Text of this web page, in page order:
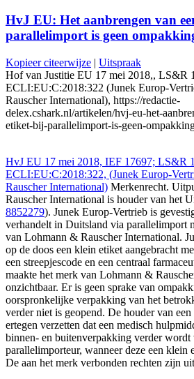
HvJ EU: Het aanbrengen van
parallelimport is geen
Kopieer citeerwijze | Uitspraak
Hof van Justitie EU 17 mei 2018,, LS&R
ECLI:EU:C:2018:322 (Junek Europ-
Rauscher International), https://redactie-
delex.cshark.nl/artikelen/hvj-eu-het-
etiket-bij-parallelimport-is-geen-
HvJ EU 17 mei 2018, IEF 17697; LS&R
ECLI:EU:C:2018:322, (Junek Europ-
Rauscher International) Merkenrecht.
Rauscher International is houder van het
8852279). Junek Europ-Vertrieb is
verhandelt in Duitsland via parallelimport
van Lohmann & Rauscher International.
op de doos een klein etiket aangebracht
een streepjescode en een centraal
maakte het merk van Lohmann &
onzichtbaar. Er is geen sprake van
oorspronkelijke verpakking van het
verder niet is geopend. De houder van
ertegen verzetten dat een medisch
binnen‑ en buitenverpakking verder wordt
parallelimporteur, wanneer deze een klein
De aan het merk verbonden rechten zijn